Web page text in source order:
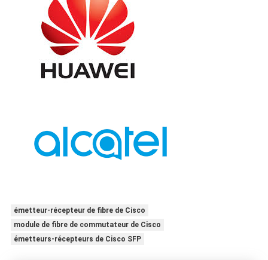
émetteur-récepteur de fibre de Cisco
module de fibre de commutateur de Cisco
émetteurs-récepteurs de Cisco SFP